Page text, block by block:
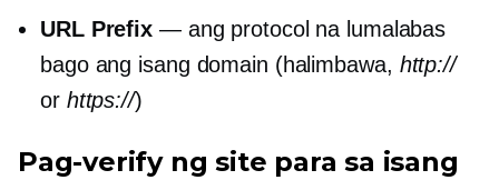
URL Prefix — ang protocol na lumalabas
bago ang isang domain (halimbawa, http://
or https://)
Pag-verify ng site para sa isang